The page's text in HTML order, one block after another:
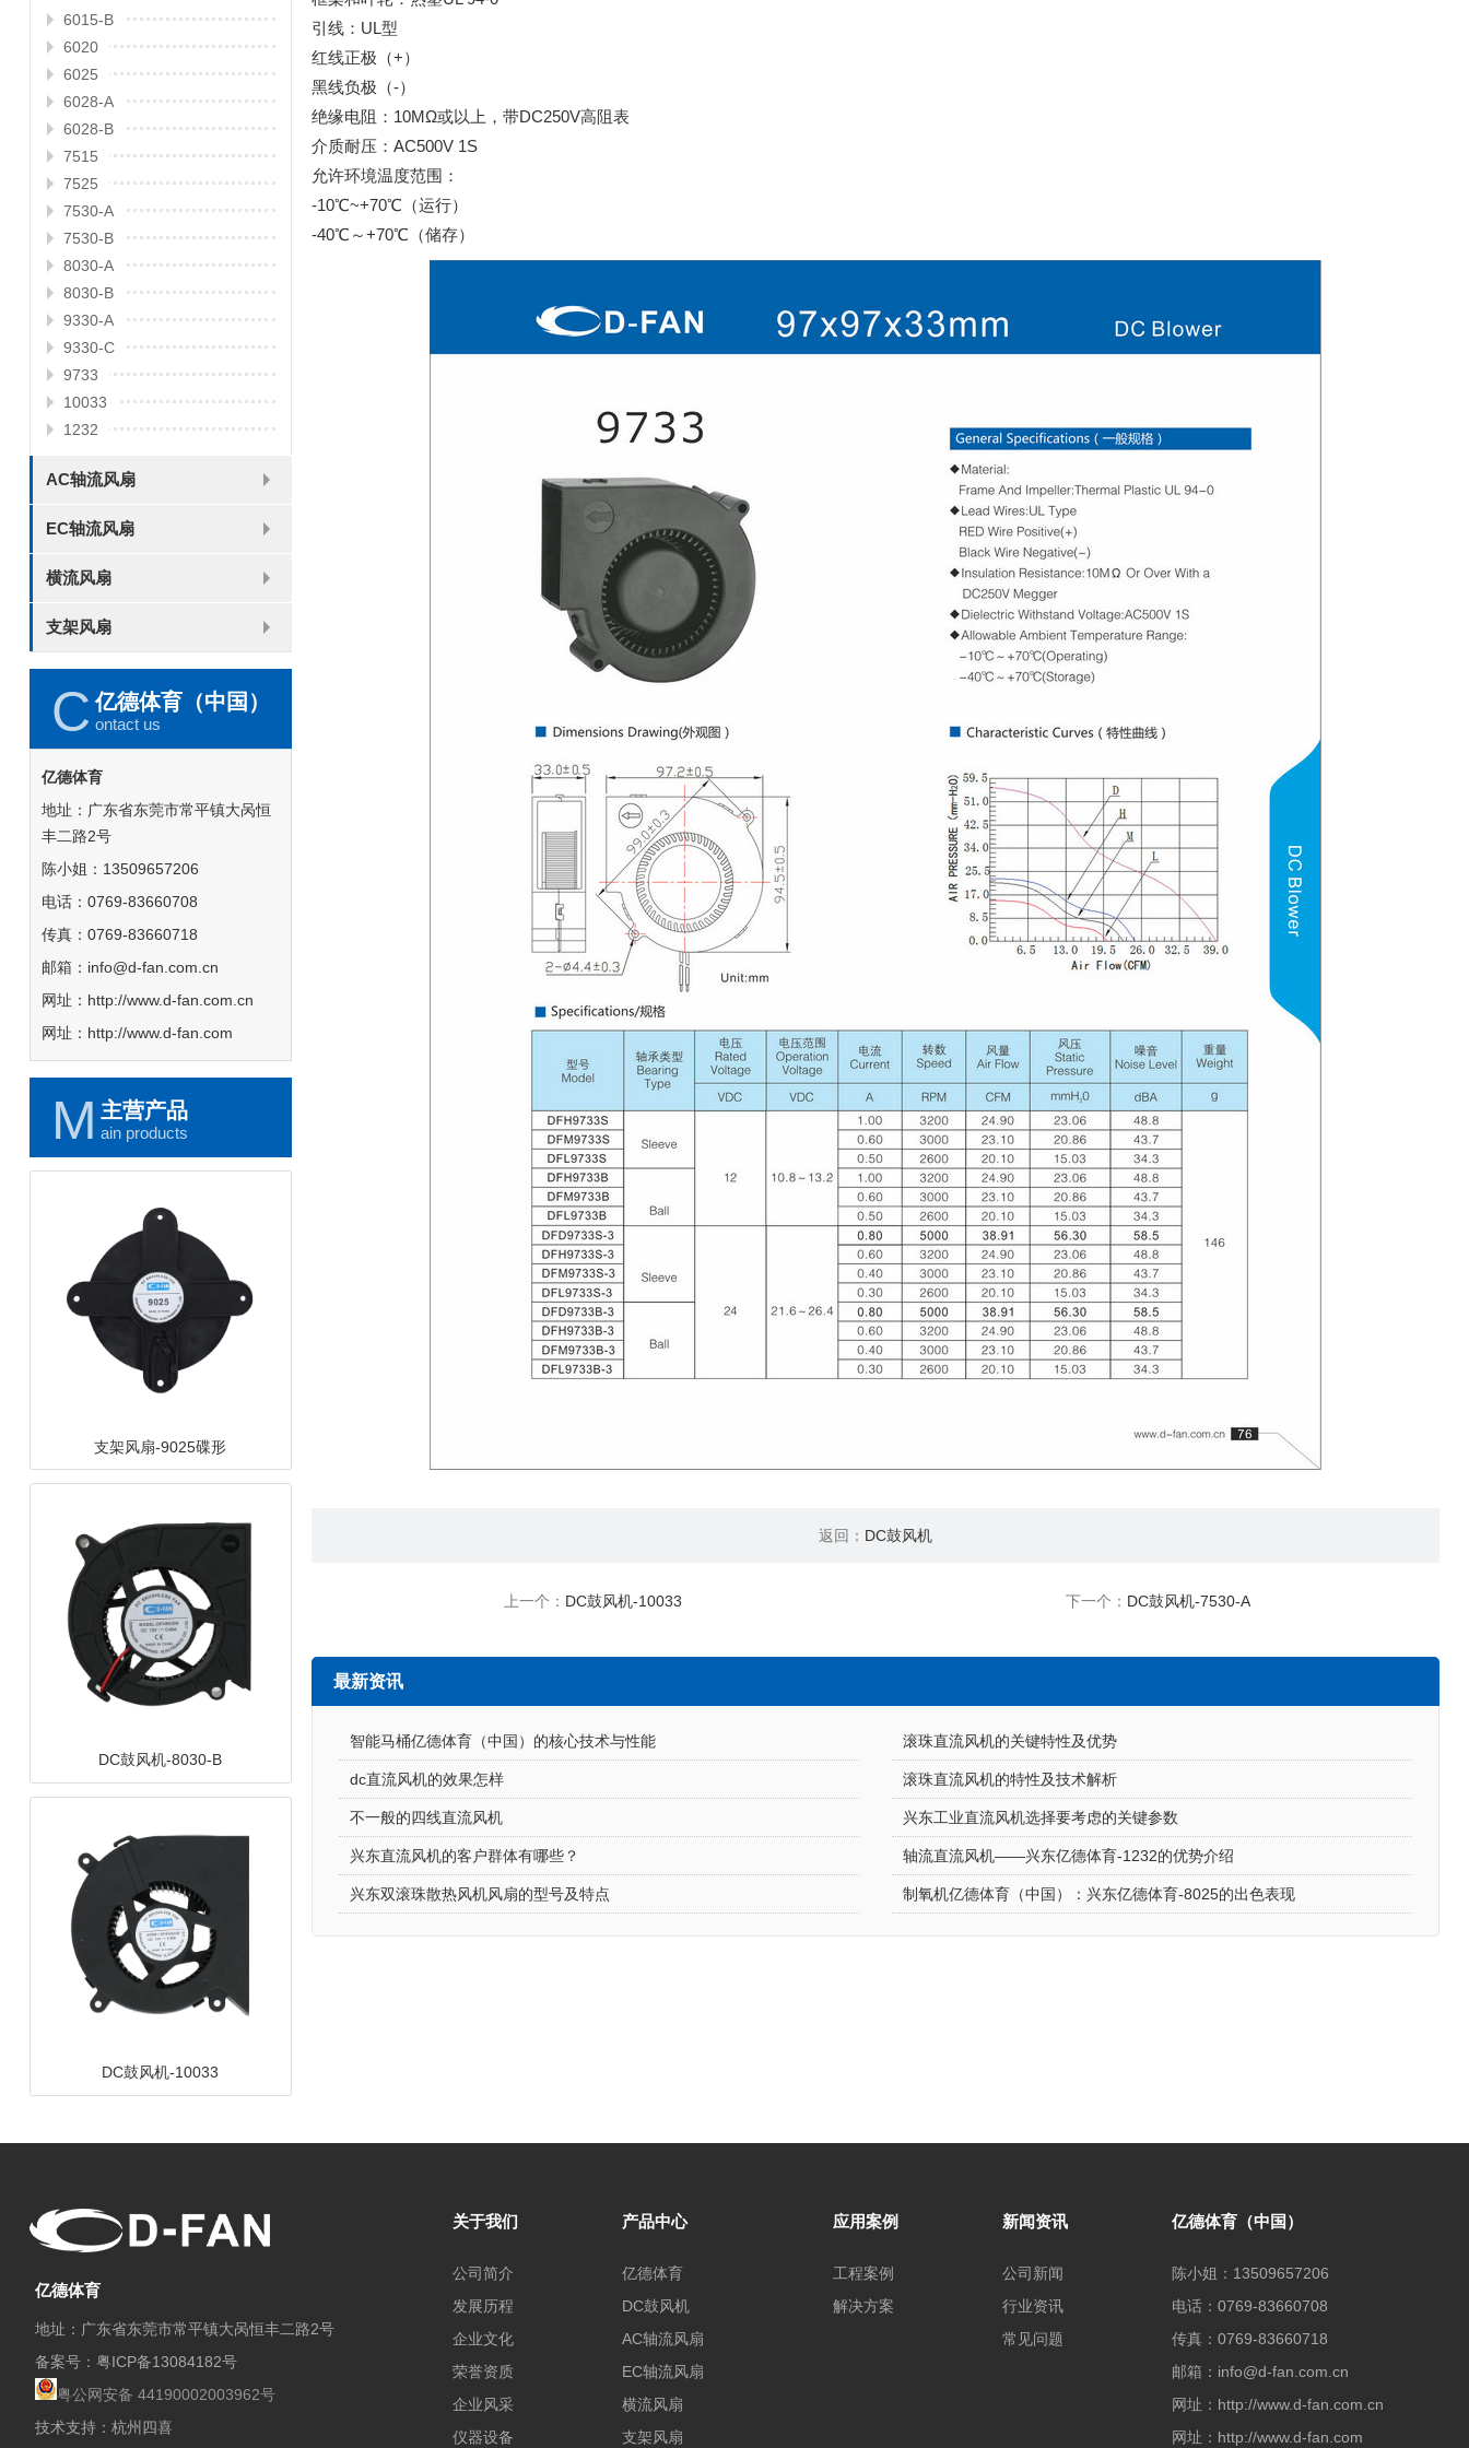
6015-B
6020
6025
6028-A
6028-B
7515
7525
7530-A
7530-B
8030-A
8030-B
9330-A
9330-C
9733
10033
1232
AC轴流风扇
8025
8038
9225
9238
1225
1238
1738
1751
2260
EC轴流风扇
6025
8025
8038
9225
9238
1238
横流风扇
DC 030
支架风扇
3010
4010
5010
6010
6025
8015
5032碟形
8030碟形
9025
9025碟形
1225
1025碟形
1025
1225碟形
1525碟形
12538离心
C 亿德体育（中国）
ontact us
亿德体育
地址：广东省东莞市常平镇大呙恒
丰二路2号
陈小姐：13509657206
电话：0769-83660708
传真：0769-83660718
邮箱：info@d-fan.com.cn
网址：http://www.d-fan.com.cn
网址：http://www.d-fan.com
M 主营产品
ain products
DC鼓风机-8030-B
DC鼓风机-10033
支架风扇-1225碟形
支架风扇-1525碟形
引线：UL型
红线正极（+）
黑线负极（-）
绝缘电阻：10MΩ或以上，带DC250V高阻表
介质耐压：AC500V 1S
允许环境温度范围：
-10℃~+70℃（运行）
-40℃～+70℃（储存）
返回： DC鼓风机
上一个： DC鼓风机-10033 下一个： DC鼓风机-7530-A
最新资讯
智能马桶亿德体育（中国）的核心技术与性能 滚珠直流风机的关键特性及优势
dc直流风机的效果怎样 滚珠直流风机的特性及技术解析
不一般的四线直流风机 兴东工业直流风机选择要考虑的关键参数
兴东直流风机的客户群体有哪些？ 轴流直流风机——兴东亿德体育-1232的优势介绍
兴东双滚珠散热风机风扇的型号及特点 制氧机亿德体育（中国）：兴东亿德体育-8025的出色表现
亿德体育
地址：广东省东莞市常平镇大呙恒丰二路2号
备案号： 粤ICP备13084182号
粤公网安备 44190002003962号
技术支持：杭州四喜
关于我们
公司简介
发展历程
企业文化
荣誉资质
企业风采
仪器设备
产品中心
亿德体育
DC鼓风机
AC轴流风扇
EC轴流风扇
横流风扇
支架风扇
应用案例
工程案例
解决方案
新闻资讯
公司新闻
行业资讯
常见问题
亿德体育（中国）
陈小姐：13509657206
电话：0769-83660708
传真：0769-83660718
邮箱：info@d-fan.com.cn
网址：http://www.d-fan.com.cn
网址：http://www.d-fan.com